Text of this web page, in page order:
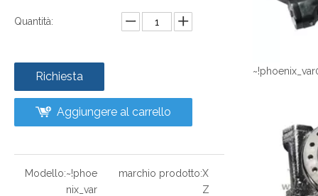
Quantità:
Richiesta
Aggiungere al carrello
Modello:~!phoe
nix_var
marchio prodotto:X
Z